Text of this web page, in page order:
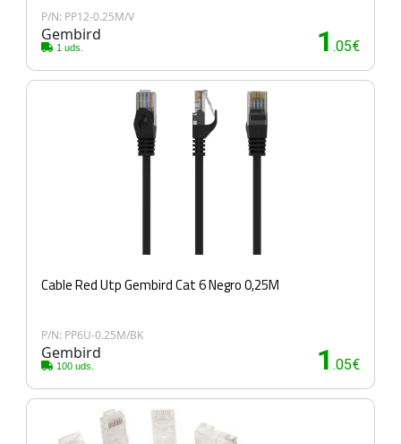
P/N: PP12-0.25M/V
Gembird
1 uds. 1 .05€
Cable Red Utp Gembird Cat 6 Negro 0,25M
P/N: PP6U-0.25M/BK
Gembird
100 uds. 1 .05€